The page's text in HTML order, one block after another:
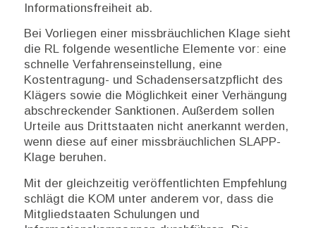
Informationsfreiheit ab.
Bei Vorliegen einer missbräuchlichen Klage sieht
die RL folgende wesentliche Elemente vor: eine
schnelle Verfahrenseinstellung, eine
Kostentragung- und Schadensersatzpflicht des
Klägers sowie die Möglichkeit einer Verhängung
abschreckender Sanktionen. Außerdem sollen
Urteile aus Drittstaaten nicht anerkannt werden,
wenn diese auf einer missbräuchlichen SLAPP-
Klage beruhen.
Mit der gleichzeitig veröffentlichten Empfehlung
schlägt die KOM unter anderem vor, dass die
Mitgliedstaaten Schulungen und